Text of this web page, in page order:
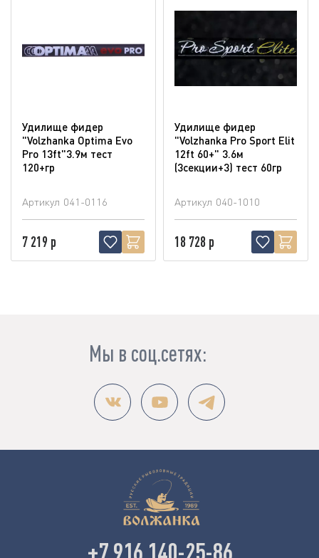
Удилище фидер
"Volzhanka Optima Evo
Pro 13ft"3.9м тест
120+гр
Артикул 041-0116
7 219 р
Удилище фидер
"Volzhanka Pro Sport Elit
12ft 60+" 3.6м
(3секции+3) тест 60гр
Артикул 040-1010
18 728 р
Мы в соц.сетях:
+7 916 140-25-86